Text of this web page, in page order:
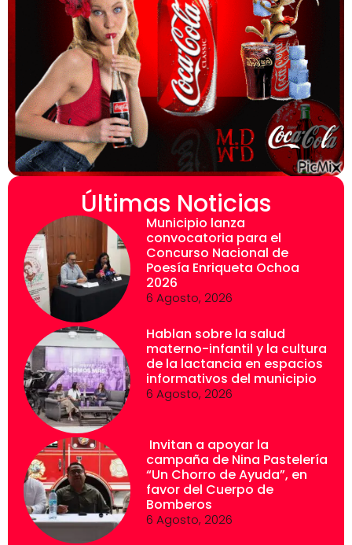
Últimas Noticias
Municipio lanza
convocatoria para el
Concurso Nacional de
Poesía Enriqueta Ochoa
2026
6 Agosto, 2026
Hablan sobre la salud
materno-infantil y la cultura
de la lactancia en espacios
informativos del municipio
6 Agosto, 2026
Invitan a apoyar la
campaña de Nina Pastelería
“Un Chorro de Ayuda”, en
favor del Cuerpo de
Bomberos
6 Agosto, 2026